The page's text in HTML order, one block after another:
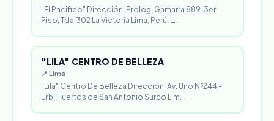
"El Pacifico" Dirección: Prolog. Gamarra 889. 3er
Piso, Tda.302 La Victoria Lima, Perú. L…
"LILA" CENTRO DE BELLEZA
📍 Lima
"Lila" Centro De Belleza Dirección: Av. Uno N³244 -
Urb. Huertos de San Antonio Surco Lim…